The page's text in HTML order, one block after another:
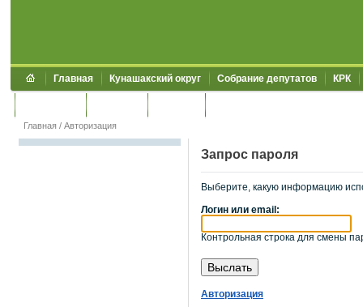
Главная Кунашакский округ Собрание депутатов КРК
Главная / Авторизация
Запрос пароля
Выберите, какую информацию
Логин или email:
Контрольная строка для смены
Авторизация